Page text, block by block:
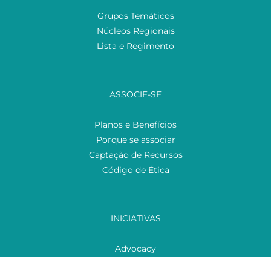
Grupos Temáticos
Núcleos Regionais
Lista e Regimento
ASSOCIE-SE
Planos e Benefícios
Porque se associar
Captação de Recursos
Código de Ética
INICIATIVAS
Advocacy